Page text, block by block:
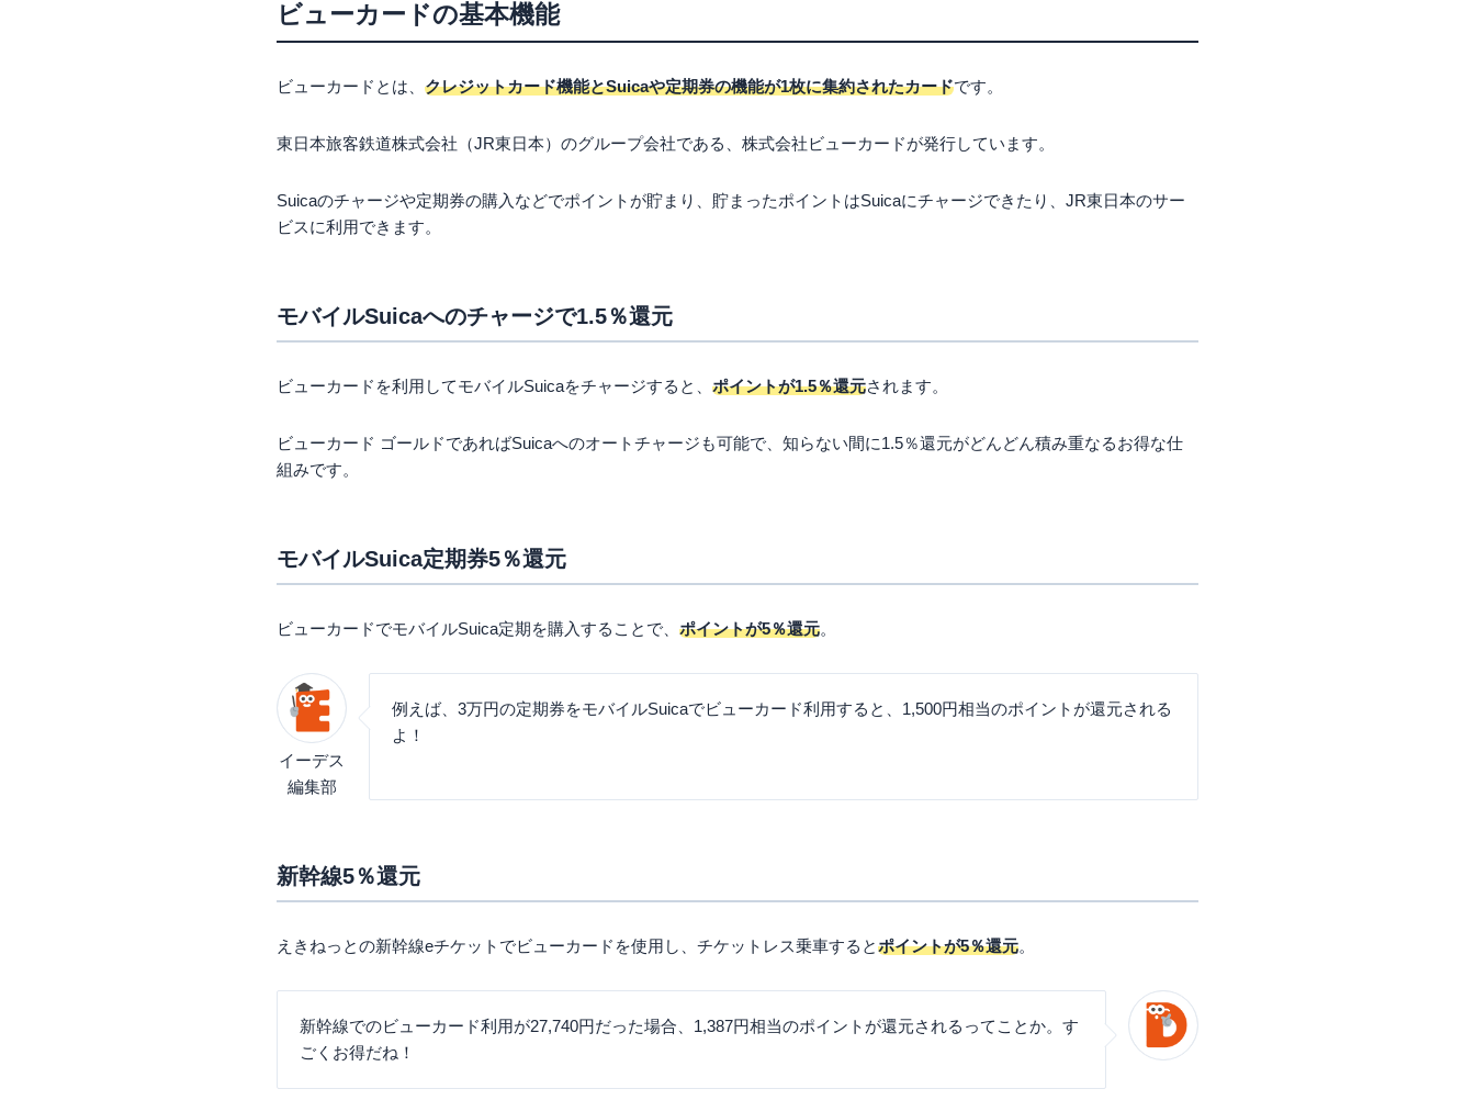
ビックカメラSuicaカード
JALカードSuica普通カード
JALカードSuica CLUB-Aゴールドカード
満65歳以上なら「大人の休日倶楽部 ジパングカード」
定期券でチャージの手間をなくしたい
電車や飛行機での旅行を安くしたい
ビューカードのデメリットと注意点
基本的に家族カードも含め年会費がかかる
オートチャージはJR東日本沿線でしか利用できない
ビューカードの申し込み方法
ビューカードについてよくある質問
ビューカードはどれでも定期券利用できるの？
ポイントが貯まりやすいビューカードはある？
まとめ
ビューカードの基本機能
ビューカードとは、 クレジットカード機能とSuicaや定期券の機能が1枚に集約されたカードです。
東日本旅客鉄道株式会社（JR東日本）のグループ会社である、株式会社ビューカードが発行しています。
Suicaのチャージや定期券の購入などでポイントが貯まり、貯まったポイントはSuicaにチャージできたり、JR東日本のサー
ビスに利用できます。
モバイルSuicaへのチャージで1.5％還元
ビューカードを利用してモバイルSuicaをチャージすると、 ポイントが1.5％還元されます。
ビューカード ゴールドであればSuicaへのオートチャージも可能で、知らない間に1.5％還元がどんどん積み重なるお得な仕
組みです。
モバイルSuica定期券5％還元
ビューカードでモバイルSuica定期を購入することで、 ポイントが5％還元。
イーデス
編集部
例えば、3万円の定期券をモバイルSuicaでビューカード利用すると、1,500円相当のポイントが還元される
よ！
新幹線5％還元
えきねっとの新幹線eチケットでビューカードを使用し、チケットレス乗車するとポイントが5％還元。
新幹線でのビューカード利用が27,740円だった場合、1,387円相当のポイントが還元されるってことか。す
ごくお得だね！